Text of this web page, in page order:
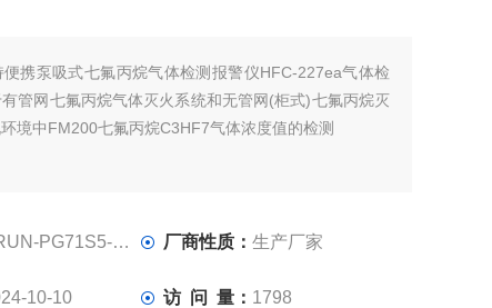
便携泵吸式七氟丙烷气体检测报警仪HFC-227ea气体检
管网七氟丙烷气体灭火系统和无管网(柜式)七氟丙烷灭
境中FM200七氟丙烷C3HF7气体浓度值的检测
PG71S5-HFC 厂商性质：生产厂家
10-10 访 问 量： 1798